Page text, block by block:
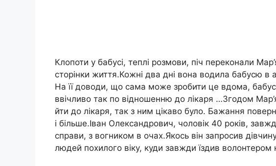
Клопоти у бабусі, теплі розмови, піч переконали
сторінки життя.Кожні два дні вона водила бабусю в
На її доводи, що сама може зробити це вдома,
ввічливо так по відношенню до лікаря …Згодом
йти до лікаря, так з ним цікаво було. Бажання
і більше.Іван Олександрович, чоловік 40 років,
справи, з вогником в очах.Якось він запросив
людей похилого віку, куди завжди їздив волонтером